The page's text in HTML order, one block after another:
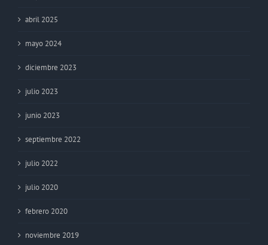
abril 2025
mayo 2024
diciembre 2023
julio 2023
junio 2023
septiembre 2022
julio 2022
julio 2020
febrero 2020
noviembre 2019